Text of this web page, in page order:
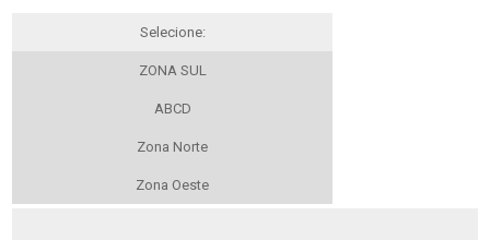
Selecione:
ZONA SUL
ABCD
Zona Norte
Zona Oeste